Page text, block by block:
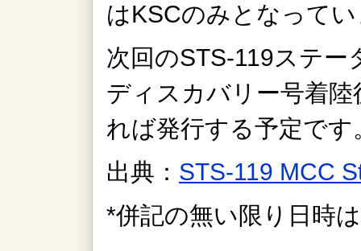
はKSCのみとなって
次回のSTS-119ステ
ディスカバリー号着
れば発行する予定です
出典： STS-119 MCC
*併記の無い限り日時